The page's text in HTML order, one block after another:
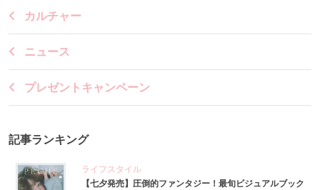
カルチャー
ニュース
プレゼントキャンペーン
記事ランキング
ライフスタイル
【七夕発売】圧倒的ファンタジー！最旬ビジュアルブック